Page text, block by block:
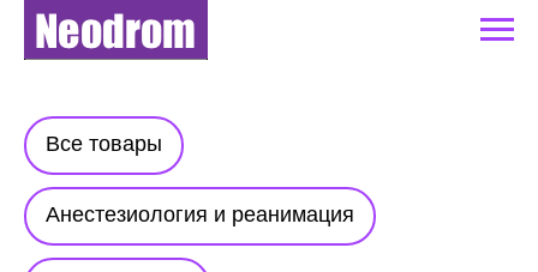
Все товары
Анестезиология и реанимация